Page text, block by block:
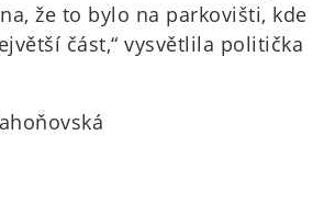
že to bylo na parkovišti, kde
část,“ vysvětlila politička